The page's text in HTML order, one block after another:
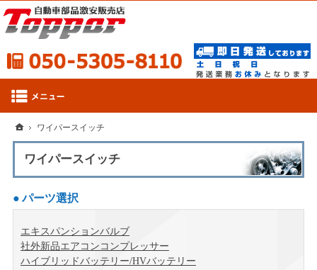
ワイパースイッチ
パーツ選択
エキスパンションバルブ
社外新品エアコンコンプレッサー
ハイブリッドバッテリー/HVバッテリー
050-
ワイパースイッチ